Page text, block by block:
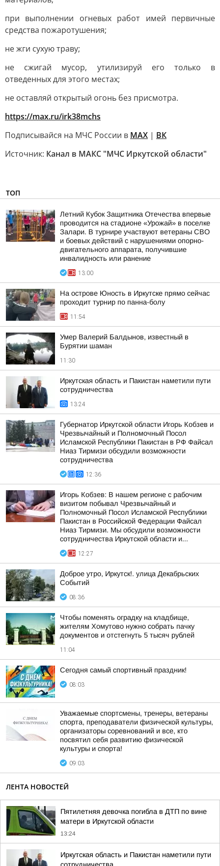
при выполнении огневых работ имей первичные
средства пожаротушения;
не жги сухую траву;
не сжигай мусор, утилизируй его только в
отведенных для этого местах;
не оставляй открытый огонь без присмотра.
https://max.ru/irk38mchs
Подписывайся на МЧС России в МАХ | ВК
Источник: Канал в МАКС "МЧС Иркутской области"
ТОП
Летний Кубок Защитника Отечества впервые
проводится на стадионе «Урожай» в поселке
Залари. В турнире участвуют ветераны СВО
и боевых действий с нарушениями опорно-
двигательного аппарата, получившие
инвалидность или ранение
13:00
На острове Юность в Иркутске прямо сейчас
проходит турнир по панна-болу
11:54
Умер Валерий Балдынов, известный в
Бурятии шаман
11:30
Иркутская область и Пакистан наметили пути
сотрудничества
13:24
Губернатор Иркутской области Игорь Кобзев и
Чрезвычайный и Полномочный Посол
Исламской Республики Пакистан в РФ Файсал
Ниаз Тирмизи обсудили возможности
сотрудничества
12:36
Игорь Кобзев: В нашем регионе с рабочим
визитом побывал Чрезвычайный и
Полномочный Посол Исламской Республики
Пакистан в Российской Федерации Файсал
Ниаз Тирмизи. Мы обсудили возможности
сотрудничества Иркутской области и...
12:27
Доброе утро, Иркутск!. улица Декабрьских
Событий
08:36
Чтобы поменять оградку на кладбище,
жителям Хомутово нужно собрать пачку
документов и отстегнуть 5 тысяч рублей
11:04
Сегодня самый спортивный праздник!
08:03
Уважаемые спортсмены, тренеры, ветераны
спорта, преподаватели физической культуры,
организаторы соревнований и все, кто
посвятил себя развитию физической
культуры и спорта!
09:03
ЛЕНТА НОВОСТЕЙ
Пятилетняя девочка погибла в ДТП по вине
матери в Иркутской области
13:24
Иркутская область и Пакистан наметили пути